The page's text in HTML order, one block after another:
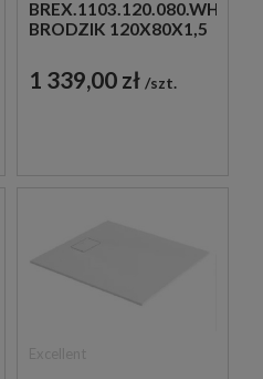
BREX.1103.120.080.WHN
BRODZIK 120X80X1,5
1 339,00 zł szt.